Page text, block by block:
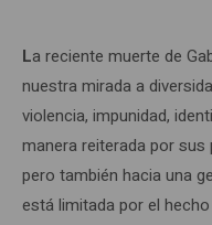
La reciente muerte de
nuestra mirada a
violencia, impunidad,
manera reiterada por
pero también hacia una
está limitada por el